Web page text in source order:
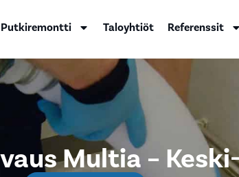
Putkiremontti Taloyhtiöt Referenssit
Multia –